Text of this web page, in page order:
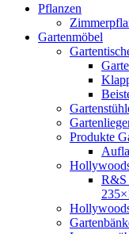
Pflanzen
Gartenmöbel
Produkte
R&S